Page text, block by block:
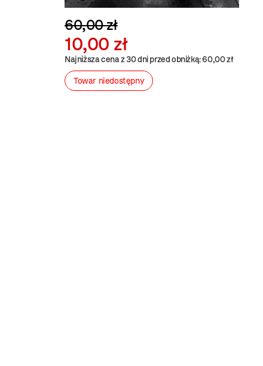
60,00 zł
10,00 zł
Najniższa cena z 30 dni przed obniżką: 60,00 zł
Towar niedostępny